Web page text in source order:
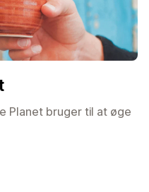
Planet bruger til at øge